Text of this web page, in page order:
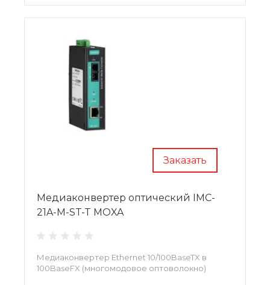
Заказать
Медиаконвертер оптический IMC-
21A-M-ST-T MOXA
Медиаконвертер Ethernet 10/100BaseTX в
100BaseFX (многомодовое оптоволокно)